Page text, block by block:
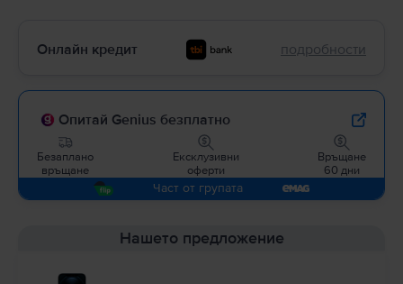
Онлайн кредит подробности
Опитай Genius безплатно
Безаплано
връщане
Ексклузивни
оферти
Връщане
60 дни
Част от групата
Нашето предложение